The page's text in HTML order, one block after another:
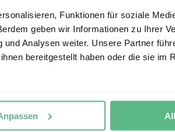
Funktionen für soziale
geben wir Informationen zu Ihrer
Analysen weiter. Unsere Partner
bereitgestellt haben oder die sie im
therapeutischem Fenster stehen wir an
für eine Anwendung bei
bestätigt, sehen wir die realistische
Wir sind überzeugt, dass eine
Aufmerksamkeit auf sich ziehen wird.
Validierung in die klinische Realität.“